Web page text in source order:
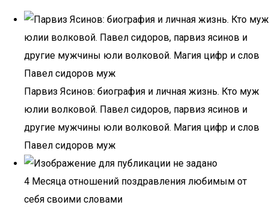
Парвиз Ясинов: биография и личная жизнь. Кто муж
юлии волковой. Павел сидоров, парвиз ясинов и
другие мужчины юли волковой. Магия цифр и слов
Павел сидоров муж
4 Месяца отношений поздравления любимым от
себя своими словами